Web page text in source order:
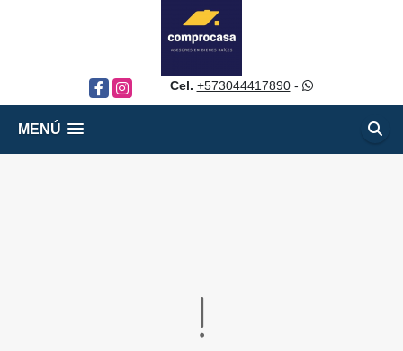
FacebookInstagram Cel. +573044417890-
MENÚ